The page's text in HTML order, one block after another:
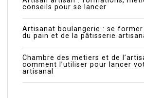
conseils pour se lancer
Artisanat boulangerie : se
du pain et de la pâtisserie
Chambre des metiers et de
comment l’utiliser pour lancer
artisanal